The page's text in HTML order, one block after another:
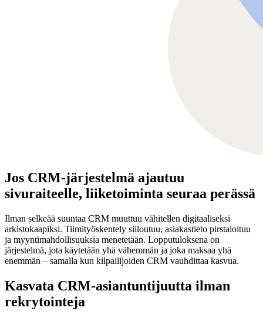
Jos CRM-järjestelmä ajautuu
sivuraiteelle, liiketoiminta seuraa perässä
Ilman selkeää suuntaa CRM muuttuu vähitellen digitaaliseksi
arkistokaapiksi. Tiimityöskentely siiloutuu, asiakastieto pirstaloituu
ja myyntimahdollisuuksia menetetään. Lopputuloksena on
järjestelmä, jota käytetään yhä vähemmän ja joka maksaa yhä
enemmän – samalla kun kilpailijoiden CRM vauhdittaa kasvua.
Kasvata CRM-asiantuntijuutta ilman
rekrytointeja